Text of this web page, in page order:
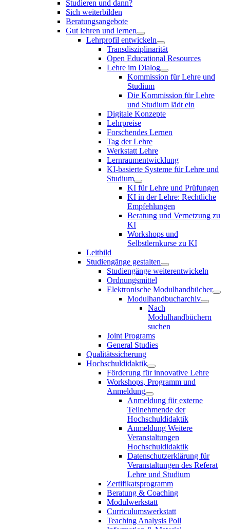
Studieren und dann?
Sich weiterbilden
Beratungsangebote
Gut lehren und lernen
Lehrprofil entwickeln
Transdisziplinarität
Open Educational Resources
Lehre im Dialog
Kommission für Lehre und
Studium
Die Kommission für Lehre
und Studium lädt ein
Digitale Konzepte
Lehrpreise
Forschendes Lernen
Tag der Lehre
Werkstatt Lehre
Lernraumentwicklung
KI-basierte Systeme für Lehre und
Studium
KI für Lehre und Prüfungen
KI in der Lehre: Rechtliche
Empfehlungen
Beratung und Vernetzung zu
KI
Workshops und
Selbstlernkurse zu KI
Leitbild
Studiengänge gestalten
Studiengänge weiterentwickeln
Ordnungsmittel
Elektronische Modulhandbücher
Modulhandbucharchiv
Nach
Modulhandbüchern
suchen
Joint Programs
General Studies
Qualitätssicherung
Hochschuldidaktik
Förderung für innovative Lehre
Workshops, Programm und
Anmeldung
Anmeldung für externe
Teilnehmende der
Hochschuldidaktik
Anmeldung Weitere
Veranstaltungen
Hochschuldidaktik
Datenschutzerklärung für
Veranstaltungen des Referat
Lehre und Studium
Zertifikatsprogramm
Beratung & Coaching
Modulwerkstatt
Curriculumswerkstatt
Teaching Analysis Poll